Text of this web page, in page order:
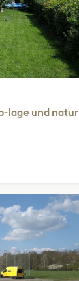
lage und natur